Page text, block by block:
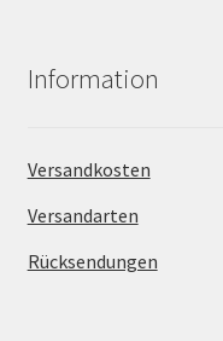
Information
Versandkosten
Versandarten
Rücksendungen